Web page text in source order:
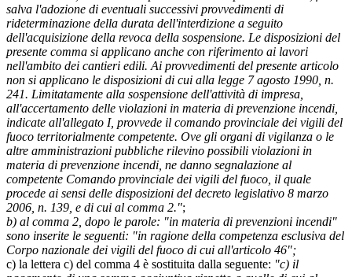
salva l'adozione di eventuali successivi provvedimenti di
rideterminazione della durata dell'interdizione a seguito
dell'acquisizione della revoca della sospensione. Le disposizioni del
presente comma si applicano anche con riferimento ai lavori
nell'ambito dei cantieri edili. Ai provvedimenti del presente articolo
non si applicano le disposizioni di cui alla legge 7 agosto 1990, n.
241. Limitatamente alla sospensione dell'attività di impresa,
all'accertamento delle violazioni in materia di prevenzione incendi,
indicate all'allegato I, provvede il comando provinciale dei vigili del
fuoco territorialmente competente. Ove gli organi di vigilanza o le
altre amministrazioni pubbliche rilevino possibili violazioni in
materia di prevenzione incendi, ne danno segnalazione al
competente Comando provinciale dei vigili del fuoco, il quale
procede ai sensi delle disposizioni del decreto legislativo 8 marzo
2006, n. 139, e di cui al comma 2.";
b) al comma 2, dopo le parole: "in materia di prevenzioni incendi"
sono inserite le seguenti: "in ragione della competenza esclusiva del
Corpo nazionale dei vigili del fuoco di cui all'articolo 46";
c) la lettera c) del comma 4 è sostituita dalla seguente: "c) il